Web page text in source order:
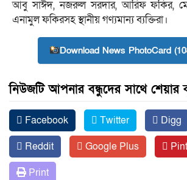
আবু সাঈদ, নজরুল সরদার, আরিফ ফকির,
এনামুল ফকিরসহ স্থানীয় গণ্যমান্য ব্যক্তিরা।
Download News PhotoCard
নিউজটি আপনার বন্ধুদের সাথে
Facebook Twitter Digg
Reddit
Google Plus
Print